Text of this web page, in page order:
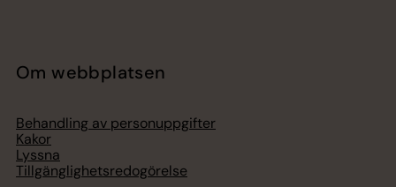
Om webbplatsen
Behandling av personuppgifter
Kakor
Lyssna
Tillgänglighetsredogörelse